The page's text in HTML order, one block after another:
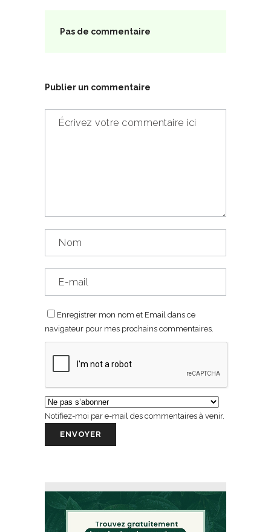
Pas de commentaire
Publier un commentaire
Enregistrer mon nom et Email dans ce
navigateur pour mes prochains commentaires.
Notifiez-moi par e-mail des commentaires à venir.